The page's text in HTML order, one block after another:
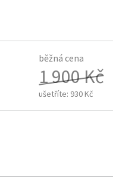
běžná cena
1 900 Kč
ušetříte: 930 Kč